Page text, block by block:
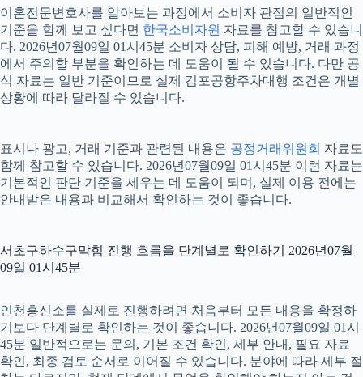
이혼전문변호사를 알아보는 과정에서 소비자 관점의 일반적인
기준을 함께 보고 싶다면 한국소비자원 자료를 참고할 수 있습니
다. 2026년07월09일 01시45분 소비자 상담, 피해 예방, 거래 과정
에서 주의할 부분을 확인하는 데 도움이 될 수 있습니다. 다만 공
식 자료는 일반 기준이므로 실제 김포공항주차대행 조건은 개별
상황에 따라 달라질 수 있습니다.
표시나 광고, 거래 기준과 관련된 내용은 공정거래위원회 자료도
함께 참고할 수 있습니다. 2026년07월09일 01시45분 이런 자료는
기본적인 판단 기준을 세우는 데 도움이 되며, 실제 이용 전에는
안내받은 내용과 비교해서 확인하는 것이 좋습니다.
서초구하수구막힘 진행 흐름을 단계별로 확인하기 2026년07월
09일 01시45분
인천흥신소를 실제로 진행하려면 처음부터 모든 내용을 확정하
기보다 단계별로 확인하는 것이 좋습니다. 2026년07월09일 01시
45분 일반적으로는 문의, 기본 조건 확인, 세부 안내, 필요 자료
확인, 최종 검토 순서로 이어질 수 있습니다. 분야에 따라 세부 절